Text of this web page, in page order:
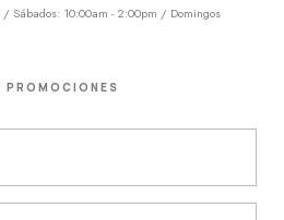
Sábados: 10:00am - 2:00pm / Domingos
PROMOCIONES